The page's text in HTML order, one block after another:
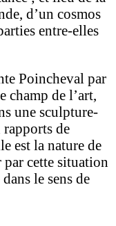
d’un cosmos
entre-elles
Poincheval par
champ de l’art,
une sculpture-
rapports de
est la nature de
cette situation
le sens de